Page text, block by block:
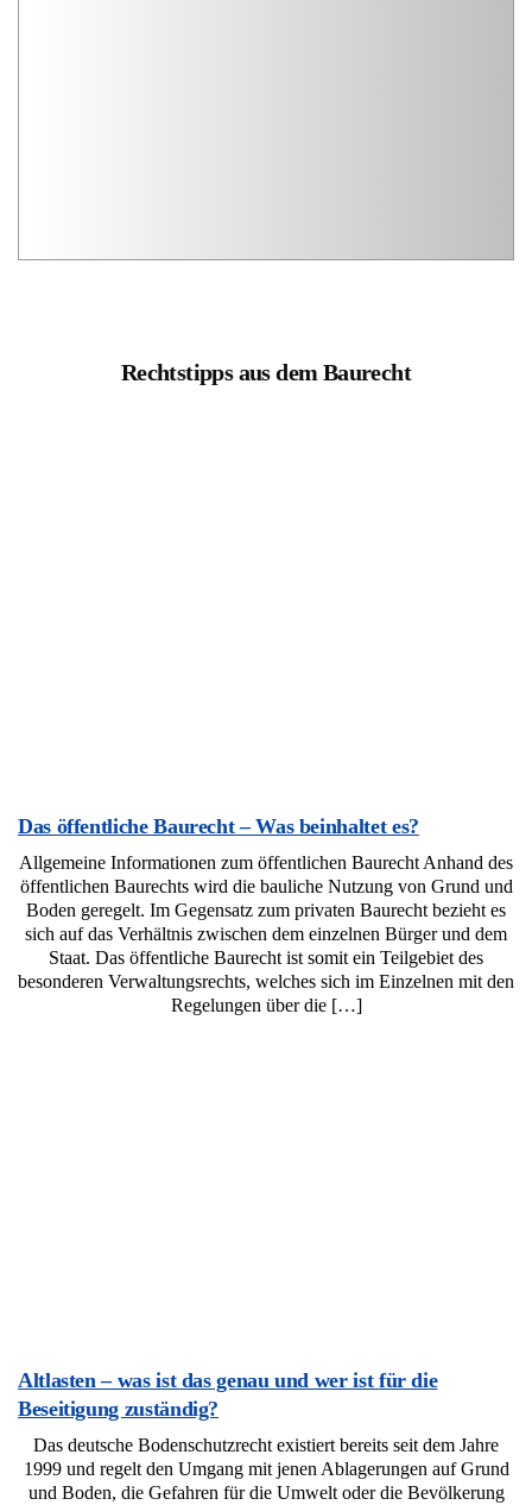
Rechtstipps aus dem Baurecht
Das öffentliche Baurecht – Was beinhaltet es?
Allgemeine Informationen zum öffentlichen Baurecht Anhand des
öffentlichen Baurechts wird die bauliche Nutzung von Grund und
Boden geregelt. Im Gegensatz zum privaten Baurecht bezieht es
sich auf das Verhältnis zwischen dem einzelnen Bürger und dem
Staat. Das öffentliche Baurecht ist somit ein Teilgebiet des
besonderen Verwaltungsrechts, welches sich im Einzelnen mit den
Regelungen über die […]
Altlasten – was ist das genau und wer ist für die
Beseitigung zuständig?
Das deutsche Bodenschutzrecht existiert bereits seit dem Jahre
1999 und regelt den Umgang mit jenen Ablagerungen auf Grund
und Boden, die Gefahren für die Umwelt oder die Bevölkerung